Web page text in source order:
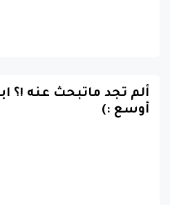
ألم تجد ماتبحث عنه !؟
أوسع :)